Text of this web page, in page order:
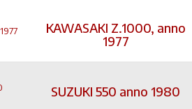
KAWASAKI Z.1000, anno
1977
SUZUKI 550 anno 1980